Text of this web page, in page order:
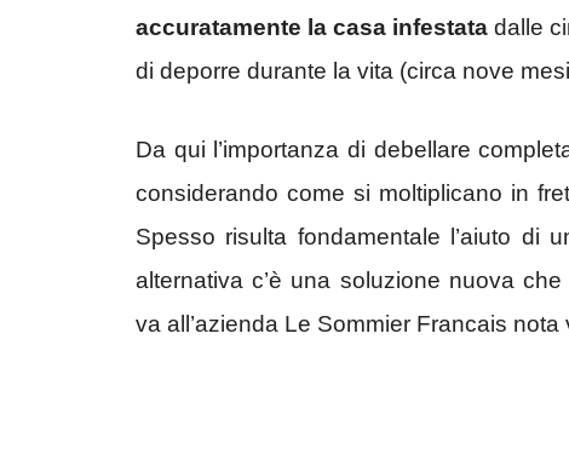
accuratamente la casa infestata dalle
di deporre durante la vita (circa nove
Da qui l’importanza di debellare
considerando come si moltiplicano in
Spesso risulta fondamentale l’aiuto di
alternativa c’è una soluzione nuova
va all’azienda Le Sommier Francais